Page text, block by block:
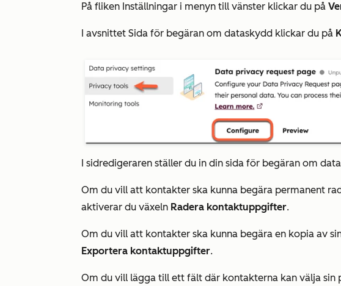
På fliken Inställningar i menyn till vänster klickar du på
I avsnittet Sida för begäran om dataskydd klickar du på
I sidredigeraren ställer du in din sida för begäran om
Om du vill att kontakter ska kunna begära permanent
aktiverar du växeln Radera kontaktuppgifter.
Om du vill att kontakter ska kunna begära en kopia av
Exportera kontaktuppgifter.
Om du vill lägga till ett fält där kontakterna kan välja sin